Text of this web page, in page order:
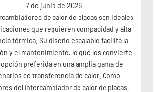
7 de junio de 2026
de calor de placas son ideales
que requieren compacidad y alta
térmica. Su diseño escalable facilita la
y el mantenimiento, lo que los convierte
opción preferida en una amplia gama de
de transferencia de calor. Como
del intercambiador de calor de placas,